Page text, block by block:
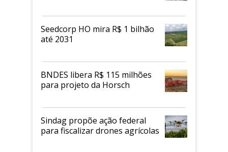
Seedcorp HO mira R$ 1 bilhão
até 2031
BNDES libera R$ 115 milhões
para projeto da Horsch
Sindag propõe ação federal
para fiscalizar drones agrícolas